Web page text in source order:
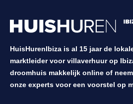
HuisHurenIbiza is al 15 jaar de
marktleider voor villaverhuur op
droomhuis makkelijk online of
onze experts voor een voorstel op